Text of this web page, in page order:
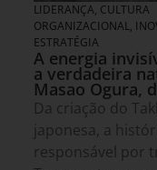
LIDERANÇA, CULTURA
ORGANIZACIONAL,
ESTRATÉGIA
A energia
a verdadeira
Masao Ogura,
Da criação do
japonesa, a
responsável por